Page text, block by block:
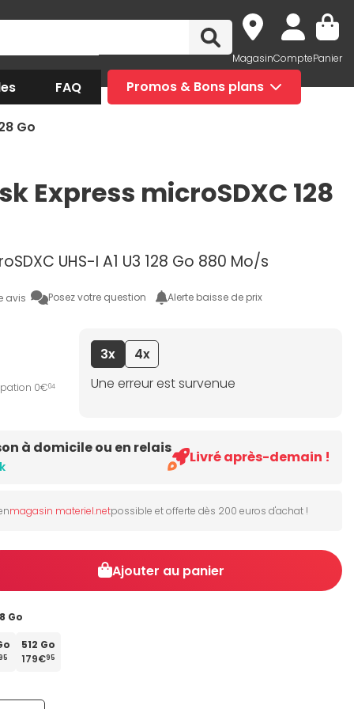
MagasinComptePanier
FAQ Promos & Bons plans
Go
Express microSDXC 128
UHS-I A1 U3 128 Go 880 Mo/s
avis Posez votre question Alerte baisse de prix
0€04
3x
4x
Une erreur est survenue
à domicile ou en relais
Livré après-demain !
magasin materiel.netpossible et offerte dès 200 euros d'achat !
Ajouter au panier
Go
512 Go
179€95